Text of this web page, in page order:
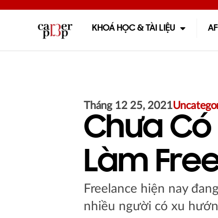
KHOÁ HỌC & TÀI LIỆU
Tháng 12 25, 2021
Chưa
Làm
Freelance hiện nay
nhiều người có xu